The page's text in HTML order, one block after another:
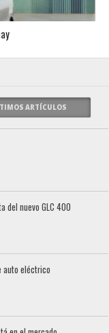
ARTÍCULOS
del nuevo GLC 400
auto eléctrico